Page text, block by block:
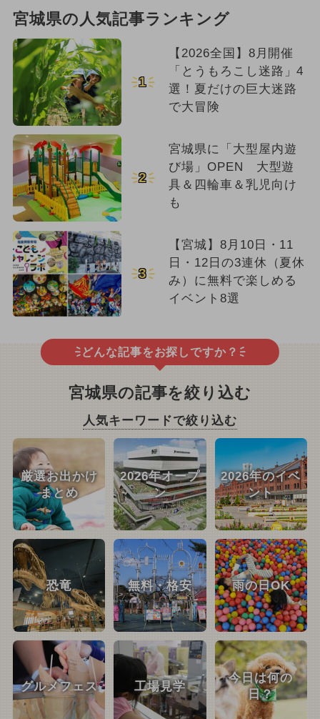
宮城県の人気記事ランキング
1
【2026全国】8月開催
「とうもろこし迷路」4
選！夏だけの巨大迷路
で大冒険
2
宮城県に「大型屋内遊
び場」OPEN 大型遊
具＆四輪車＆乳児向け
も
3
【宮城】8月10日・11
日・12日の3連休（夏休
み）に無料で楽しめる
イベント8選
どんな記事をお探しですか？
宮城県の記事を絞り込む
人気キーワードで絞り込む
厳選お出かけ
まとめ
2026年オープ
ン
2026年のイベ
ント
恐竜 無料・格安 雨の日OK
グルメフェス 工場見学
今日は何の
日？